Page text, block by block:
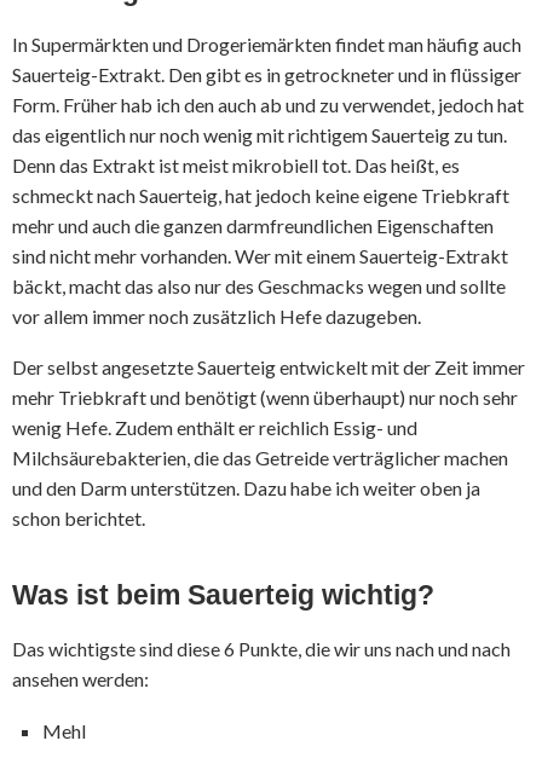
In Supermärkten und Drogeriemärkten findet man häufig auch
Sauerteig-Extrakt. Den gibt es in getrockneter und in flüssiger
Form. Früher hab ich den auch ab und zu verwendet, jedoch hat
das eigentlich nur noch wenig mit richtigem Sauerteig zu tun.
Denn das Extrakt ist meist mikrobiell tot. Das heißt, es
schmeckt nach Sauerteig, hat jedoch keine eigene Triebkraft
mehr und auch die ganzen darmfreundlichen Eigenschaften
sind nicht mehr vorhanden. Wer mit einem Sauerteig-Extrakt
bäckt, macht das also nur des Geschmacks wegen und sollte
vor allem immer noch zusätzlich Hefe dazugeben.
Der selbst angesetzte Sauerteig entwickelt mit der Zeit immer
mehr Triebkraft und benötigt (wenn überhaupt) nur noch sehr
wenig Hefe. Zudem enthält er reichlich Essig- und
Milchsäurebakterien, die das Getreide verträglicher machen
und den Darm unterstützen. Dazu habe ich weiter oben ja
schon berichtet.
Was ist beim Sauerteig wichtig?
Das wichtigste sind diese 6 Punkte, die wir uns nach und nach
ansehen werden:
Mehl